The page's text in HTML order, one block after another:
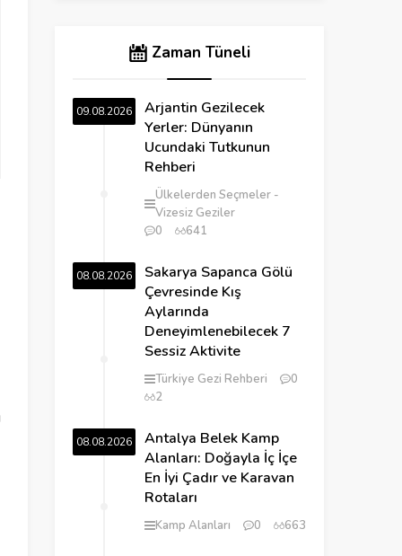
Zaman Tüneli
09.08.2026
Arjantin Gezilecek
Yerler: Dünyanın
Ucundaki Tutkunun
Rehberi
Ülkelerden Seçmeler
Vizesiz Geziler
0
641
08.08.2026
Sakarya Sapanca Gölü
Çevresinde Kış
Aylarında
Deneyimlenebilecek 7
Sessiz Aktivite
Türkiye Gezi Rehberi
0
2
08.08.2026
Antalya Belek Kamp
Alanları: Doğayla İç İçe
En İyi Çadır ve Karavan
Rotaları
Kamp Alanları 0 663